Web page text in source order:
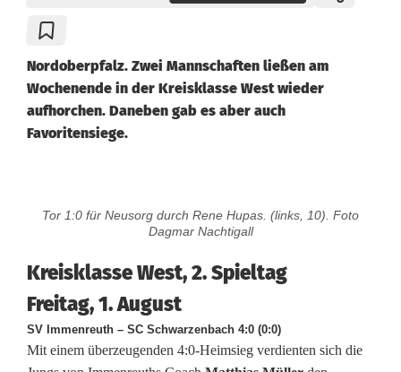
Nordoberpfalz. Zwei Mannschaften ließen am
Wochenende in der Kreisklasse West wieder
aufhorchen. Daneben gab es aber auch
Favoritensiege.
e
i
s
Tor 1:0 für Neusorg durch Rene Hupas. (links, 10). Foto
Dagmar Nachtigall
Kreisklasse West, 2. Spieltag
Freitag, 1. August
SV Immenreuth – SC Schwarzenbach 4:0 (0:0)
Mit einem überzeugenden 4:0-Heimsieg verdienten sich die